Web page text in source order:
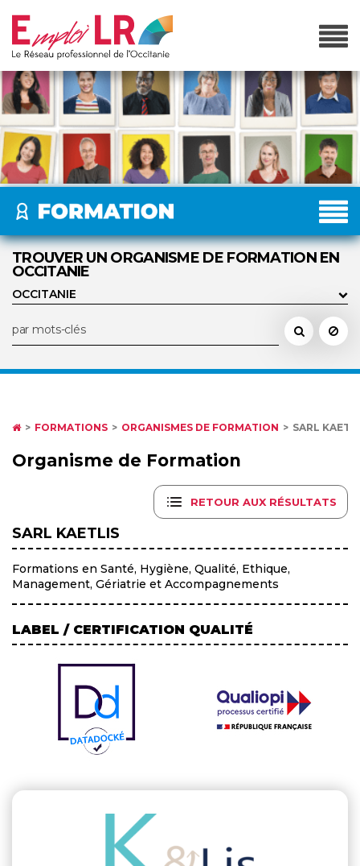
TROUVER UN ORGANISME DE FORMATION EN
OCCITANIE
FORMATIONS ORGANISMES DE FORMATION SARL
Organisme de Formation
RETOUR AUX RÉSULTATS
SARL KAETLIS
Formations en Santé, Hygiène, Qualité, Ethique,
Management, Gériatrie et Accompagnements
LABEL / CERTIFICATION QUALITÉ